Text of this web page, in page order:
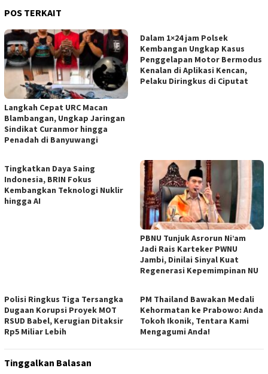
POS TERKAIT
Langkah Cepat URC Macan
Blambangan, Ungkap Jaringan
Sindikat Curanmor hingga
Penadah di Banyuwangi
Dalam 1×24 jam Polsek
Kembangan Ungkap Kasus
Penggelapan Motor Bermodus
Kenalan di Aplikasi Kencan,
Pelaku Diringkus di Ciputat
Tingkatkan Daya Saing
Indonesia, BRIN Fokus
Kembangkan Teknologi Nuklir
hingga AI
PBNU Tunjuk Asrorun Ni’am
Jadi Rais Karteker PWNU
Jambi, Dinilai Sinyal Kuat
Regenerasi Kepemimpinan NU
Polisi Ringkus Tiga Tersangka
Dugaan Korupsi Proyek MOT
RSUD Babel, Kerugian Ditaksir
Rp5 Miliar Lebih
PM Thailand Bawakan Medali
Kehormatan ke Prabowo: Anda
Tokoh Ikonik, Tentara Kami
Mengagumi Anda!
Tinggalkan Balasan